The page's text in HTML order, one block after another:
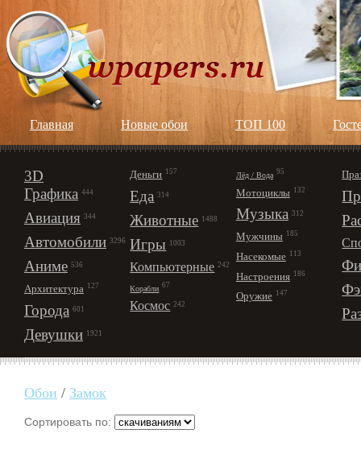
Главная Новые обои ТОП 100
3D
Графика 444
Авиация 344
Автомобили 3296
Аниме 536
Архитектура 127
Города 601
Девушки 1921
Деньги 157
Еда 314
Животные 1488
Игры 1003
Компьютерные 242
Корабли 67
Космос 242
Лёд / Вода 95
Мотоциклы 132
Музыка 312
Мужчины 185
Насекомые 113
Настроения 186
Оружие 147
Обои / Замок
Сортировать по: